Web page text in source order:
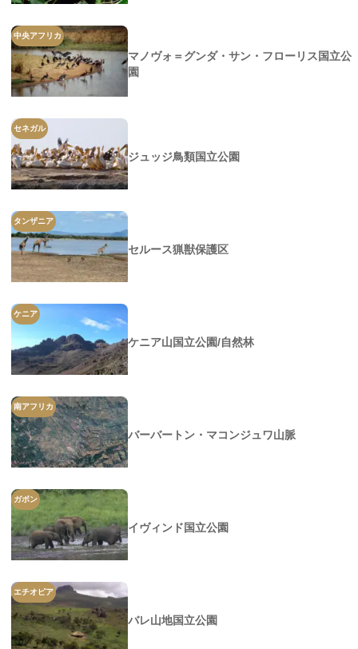
中央アフリカ
マノヴォ＝グンダ・サン・フローリス国立公
園
セネガル
ジュッジ鳥類国立公園
タンザニア
セルース猟獣保護区
ケニア
ケニア山国立公園/自然林
南アフリカ
バーバートン・マコンジュワ山脈
ガボン
イヴィンド国立公園
エチオピア
バレ山地国立公園